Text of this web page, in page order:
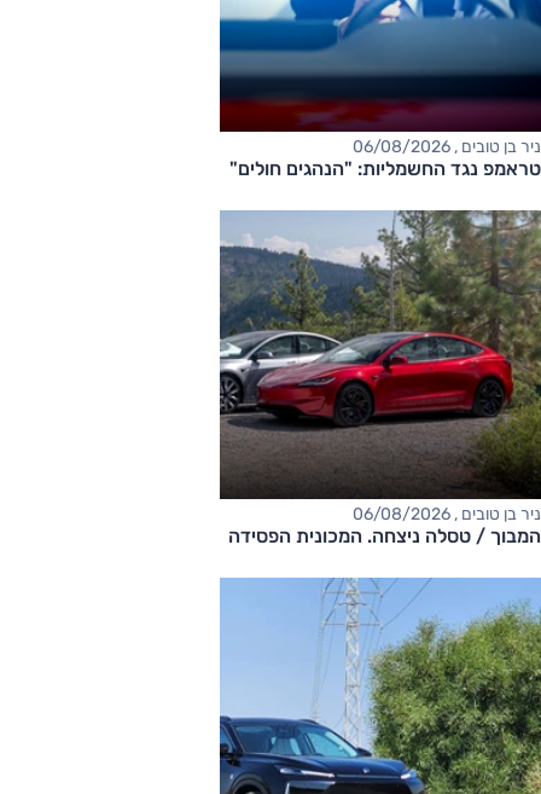
ניר בן טובים , 06/08/2026
טראמפ נגד החשמליות: "הנהגים חולים"
ניר בן טובים , 06/08/2026
המבוך / טסלה ניצחה. המכונית הפסידה